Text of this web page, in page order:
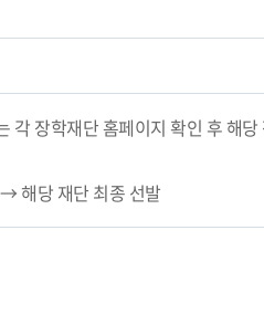
각 장학재단 홈페이지 확인 후 해
해당 재단 최종 선발